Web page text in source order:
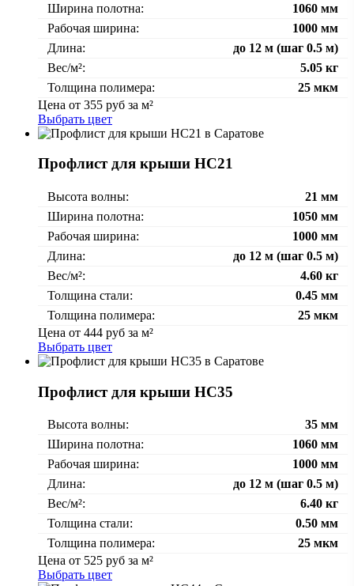
Ширина полотна:
1060 мм
Рабочая ширина:
1000 мм
Длина:
до 12 м (шаг 0.5 м)
Вес/м²:
5.05 кг
Толщина полимера:
25 мкм
Цена от 355 руб за м²
Выбрать цвет
Профлист для крыши НС21
Высота волны:
21 мм
Ширина полотна:
1050 мм
Рабочая ширина:
1000 мм
Длина:
до 12 м (шаг 0.5 м)
Вес/м²:
4.60 кг
Толщина стали:
0.45 мм
Толщина полимера:
25 мкм
Цена от 444 руб за м²
Выбрать цвет
Профлист для крыши НС35
Высота волны:
35 мм
Ширина полотна:
1060 мм
Рабочая ширина:
1000 мм
Длина:
до 12 м (шаг 0.5 м)
Вес/м²:
6.40 кг
Толщина стали:
0.50 мм
Толщина полимера:
25 мкм
Цена от 525 руб за м²
Выбрать цвет